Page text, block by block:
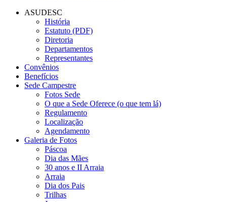
ASUDESC
História
Estatuto (PDF)
Diretoria
Departamentos
Representantes
Convênios
Benefícios
Sede Campestre
Fotos Sede
O que a Sede Oferece (o que tem lá)
Regulamento
Localização
Agendamento
Galeria de Fotos
Páscoa
Dia das Mães
30 anos e II Arraia
Arraia
Dia dos Pais
Trilhas